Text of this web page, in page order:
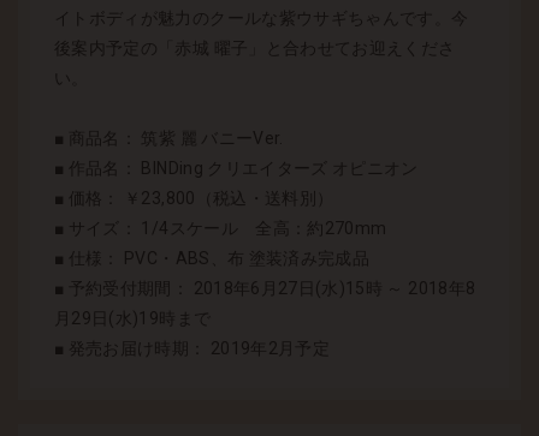
イトボディが魅力のクールな紫ウサギちゃんです。今
後案内予定の「赤城 曜子」と合わせてお迎えくださ
い。
■ 商品名： 筑紫 麗 バニーVer.
■ 作品名： BINDing クリエイターズ オピニオン
■ 価格： ￥23,800（税込・送料別）
■ サイズ： 1/4スケール 全高：約270mm
■ 仕様： PVC・ABS、布 塗装済み完成品
■ 予約受付期間： 2018年6月27日(水)15時 ～ 2018年8
月29日(水)19時まで
■ 発売お届け時期： 2019年2月予定